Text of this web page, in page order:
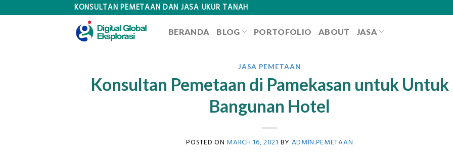
KONSULTAN PEMETAAN DAN JASA UKUR TANAH
BERANDA BLOG PORTOFOLIO ABOUT JASA
JASA PEMETAAN
Konsultan Pemetaan di Pamekasan untuk Untuk
Bangunan Hotel
POSTED ON MARCH 16, 2021 BY ADMIN.PEMETAAN